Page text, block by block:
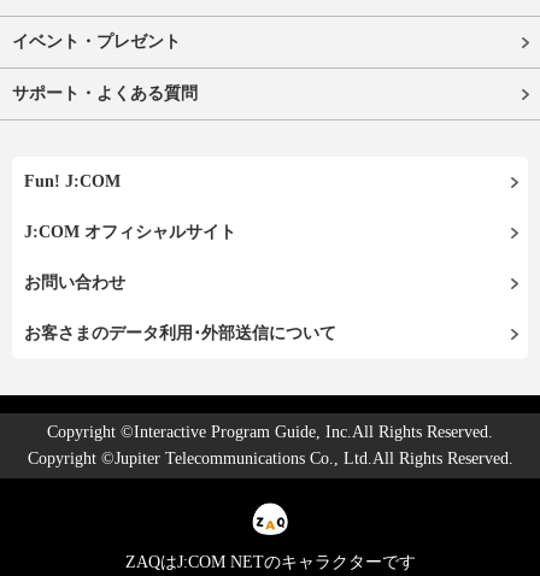
イベント・プレゼント
サポート・よくある質問
Fun! J:COM
J:COM オフィシャルサイト
お問い合わせ
お客さまのデータ利用･外部送信について
Copyright ©Interactive Program Guide, Inc.All Rights Reserved.
Copyright ©Jupiter Telecommunications Co., Ltd.All Rights Reserved.
ZAQはJ:COM NETのキャラクターです